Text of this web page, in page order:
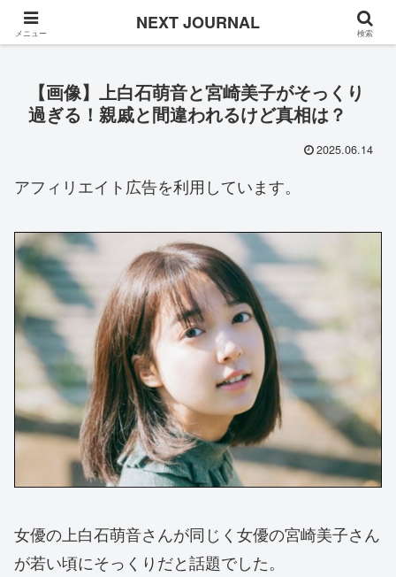
Once in a while
【画像】上白石萌音と宮崎美子がそっくり
過ぎる！親戚と間違われるけど真相は？
2025.06.14
アフィリエイト広告を利用しています。
女優の上白石萌音さんが同じく女優の宮崎美子さん
が若い頃にそっくりだと話題でした。
メニュー NEXT JOURNAL 検索